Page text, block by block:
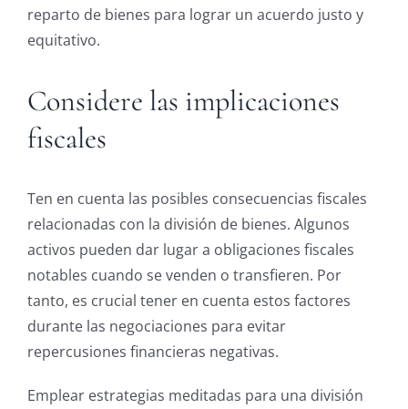
reparto de bienes para lograr un acuerdo justo y
equitativo.
Considere las implicaciones
fiscales
Ten en cuenta las posibles consecuencias fiscales
relacionadas con la división de bienes. Algunos
activos pueden dar lugar a obligaciones fiscales
notables cuando se venden o transfieren. Por
tanto, es crucial tener en cuenta estos factores
durante las negociaciones para evitar
repercusiones financieras negativas.
Emplear estrategias meditadas para una división